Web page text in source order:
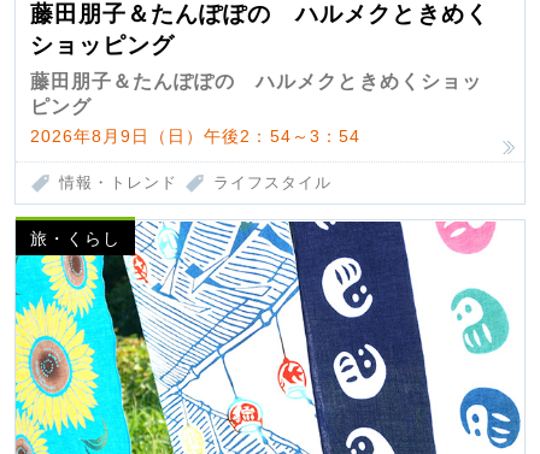
藤田朋子＆たんぽぽの ハルメクときめく
ショッピング
藤田朋子＆たんぽぽの ハルメクときめくショッ
ピング
2026年8月9日（日）午後2：54～3：54
情報・トレンド ライフスタイル
旅・くらし